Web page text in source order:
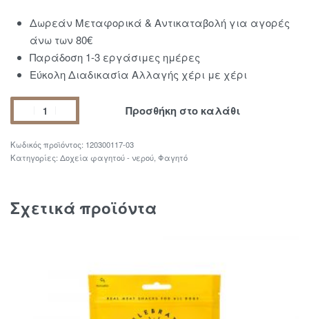
Δωρεάν Μεταφορικά & Αντικαταβολή για αγορές
άνω των 80€
Παράδοση 1-3 εργάσιμες ημέρες
Εύκολη Διαδικασία Αλλαγής χέρι με χέρι
Προσθήκη στο καλάθι
120300117-03
Κατηγορίες: Δοχεία φαγητού - νερού, Φαγητό
Σχετικά προϊόντα